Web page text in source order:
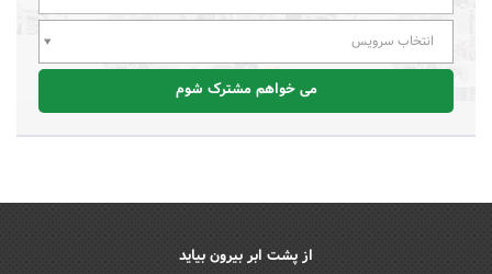
انتخاب سرویس
می خواهم مشترک شوم
از پشت ابر بیرون بیاید